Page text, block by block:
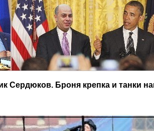
Сердюков. Броня крепка и танки